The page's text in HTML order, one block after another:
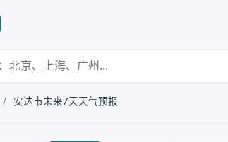
/ 安达市未来7天天气预报